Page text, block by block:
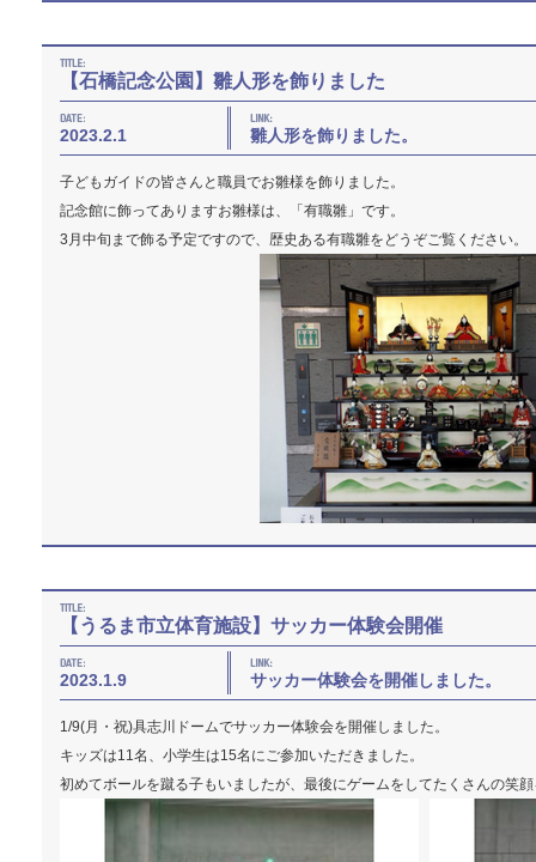
【石橋記念公園】雛人形を飾りました
2023.2.1 雛人形を飾りました。
子どもガイドの皆さんと職員でお雛様を飾りました。
記念館に飾ってありますお雛様は、「有職雛」です。
3月中旬まで飾る予定ですので、歴史ある有職雛をどうぞご覧ください。
【うるま市立体育施設】サッカー体験会開催
2023.1.9 サッカー体験会を開催しました。
1/9(月・祝)具志川ドームでサッカー体験会を開催しました。
キッズは11名、小学生は15名にご参加いただきました。
初めてボールを蹴る子もいましたが、最後にゲームをしてたくさんの笑